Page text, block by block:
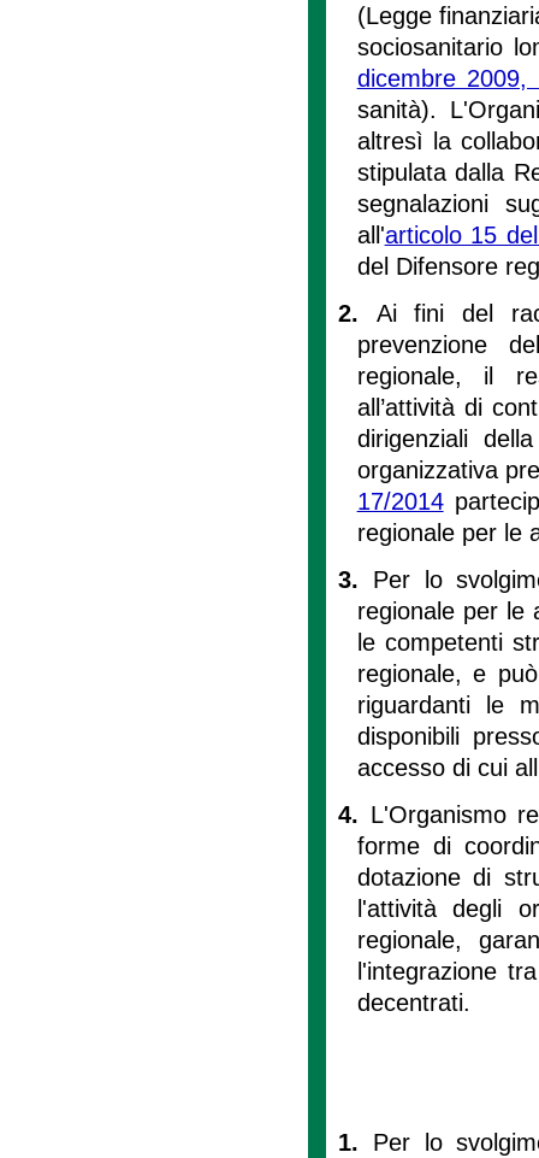
(Legge
sociosanitario
dicembre 2009,
sanità).
altresì la
stipulata dalla
segnalazioni
all'articolo 15
del Difensore
2. Ai fini del
prevenzione
regionale, il
all’attività di
dirigenziali
organizzativa
17/2014
regionale per le
3. Per lo
regionale per le
le competenti
regionale, e
riguardanti le
disponibili
accesso di cui
4. L'Organismo
forme di
dotazione di
l'attività degli
regionale,
l'integrazione
decentrati.
1. Per lo